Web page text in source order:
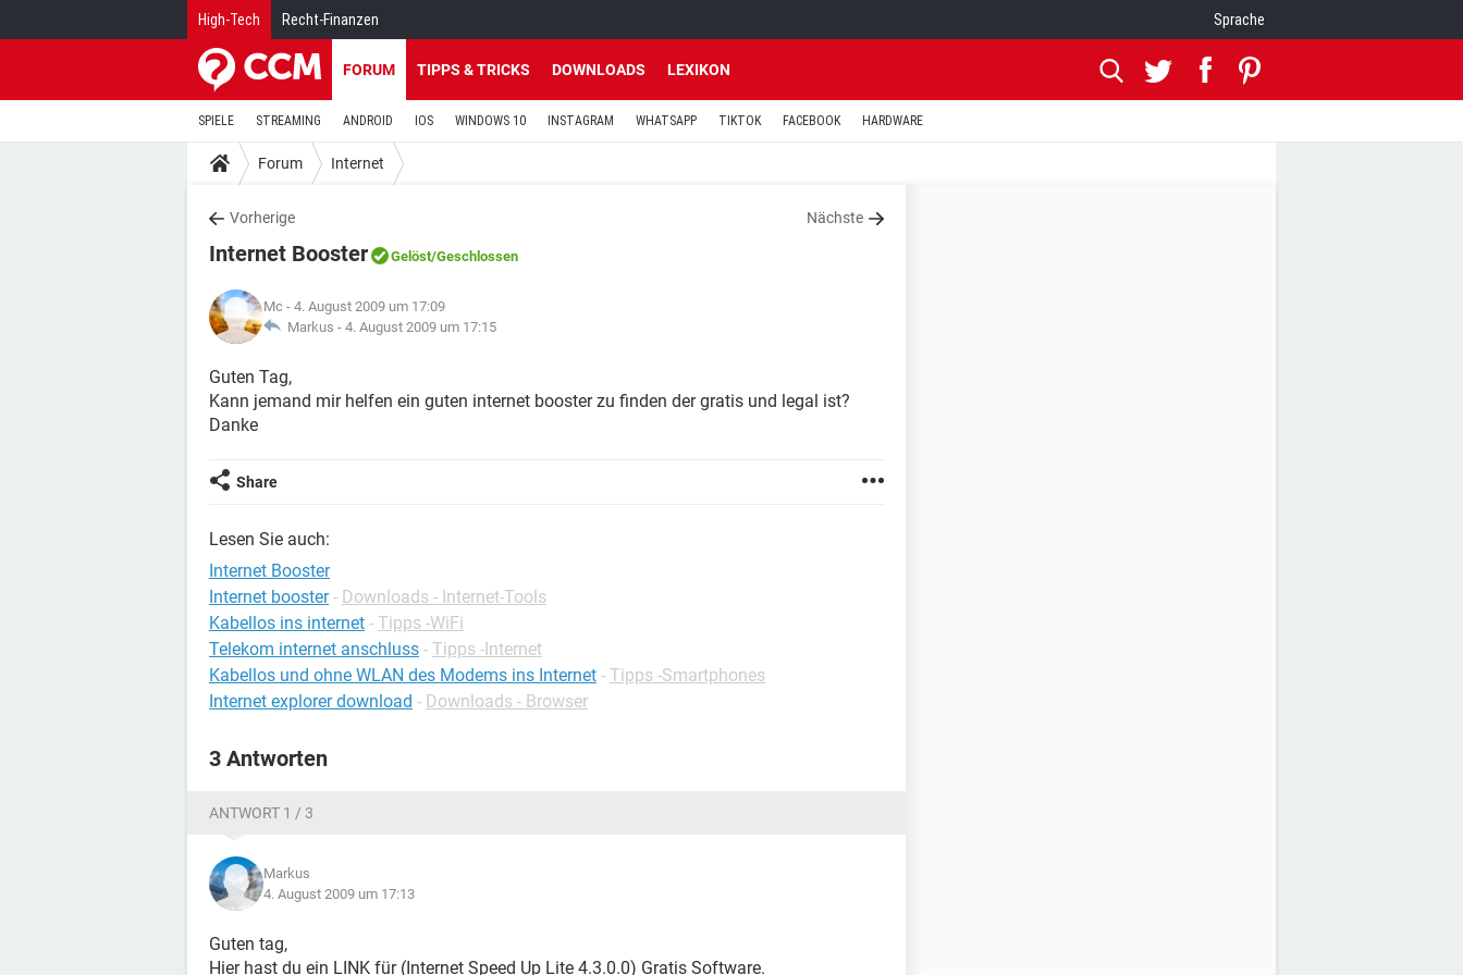
High-Tech Recht-Finanzen Sprache
FORUM TIPPS & TRICKS DOWNLOADS LEXIKON
SPIELE STREAMING ANDROID IOS WINDOWS 10 INSTAGRAM WHATSAPP TIKTOK FACEBOOK HARDWARE
Forum Internet
Vorherige Nächste
Internet Booster Gelöst/Geschlossen
Mc - 4. August 2009 um 17:09
Markus - 4. August 2009 um 17:15
Guten Tag,
Kann jemand mir helfen ein guten internet booster zu finden der gratis und legal ist?
Danke
Share
Lesen Sie auch:
Internet Booster
Internet booster - Downloads - Internet-Tools
Kabellos ins internet - Tipps -WiFi
Telekom internet anschluss - Tipps -Internet
Kabellos und ohne WLAN des Modems ins Internet - Tipps -Smartphones
Internet explorer download - Downloads - Browser
3 Antworten
ANTWORT 1 / 3
Markus
4. August 2009 um 17:13
Guten tag,
Hier hast du ein LINK für (Internet Speed Up Lite 4.3.0.0) Gratis Software.